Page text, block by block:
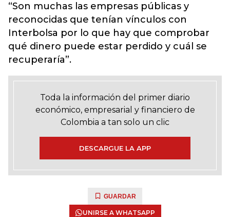
“Son muchas las empresas públicas y
reconocidas que tenían vínculos con
Interbolsa por lo que hay que comprobar
qué dinero puede estar perdido y cuál se
recuperaría”.
Toda la información del primer diario
económico, empresarial y financiero de
Colombia a tan solo un clic
DESCARGUE LA APP
GUARDAR
UNIRSE A WHATSAPP